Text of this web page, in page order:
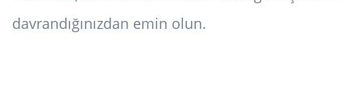
davrandığınızdan emin olun.